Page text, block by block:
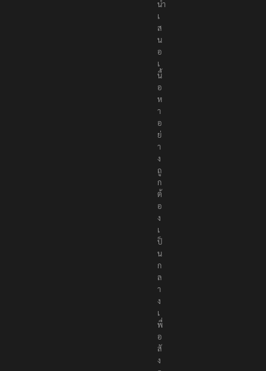
น์
ที่
นำ
เ
ส
น
อ
เ
นื้
อ
ห
า
อ
ย่
า
ง
ถู
ก
ต้
อ
ง
เ
ป็
น
ก
ล
า
ง
เ
พื่
อ